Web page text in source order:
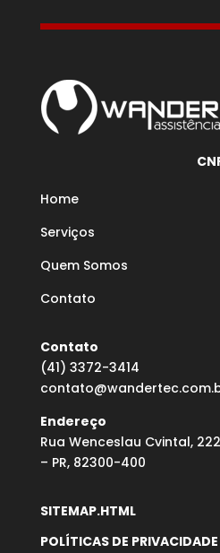
Home
Serviços
Quem Somos
Contato
Contato
(41) 3372-3414
Endereço
Rua Wenceslau Cvintal,
– PR, 82300-400
SITEMAP.HTML
POLÍTICAS DE PRIVACIDADE